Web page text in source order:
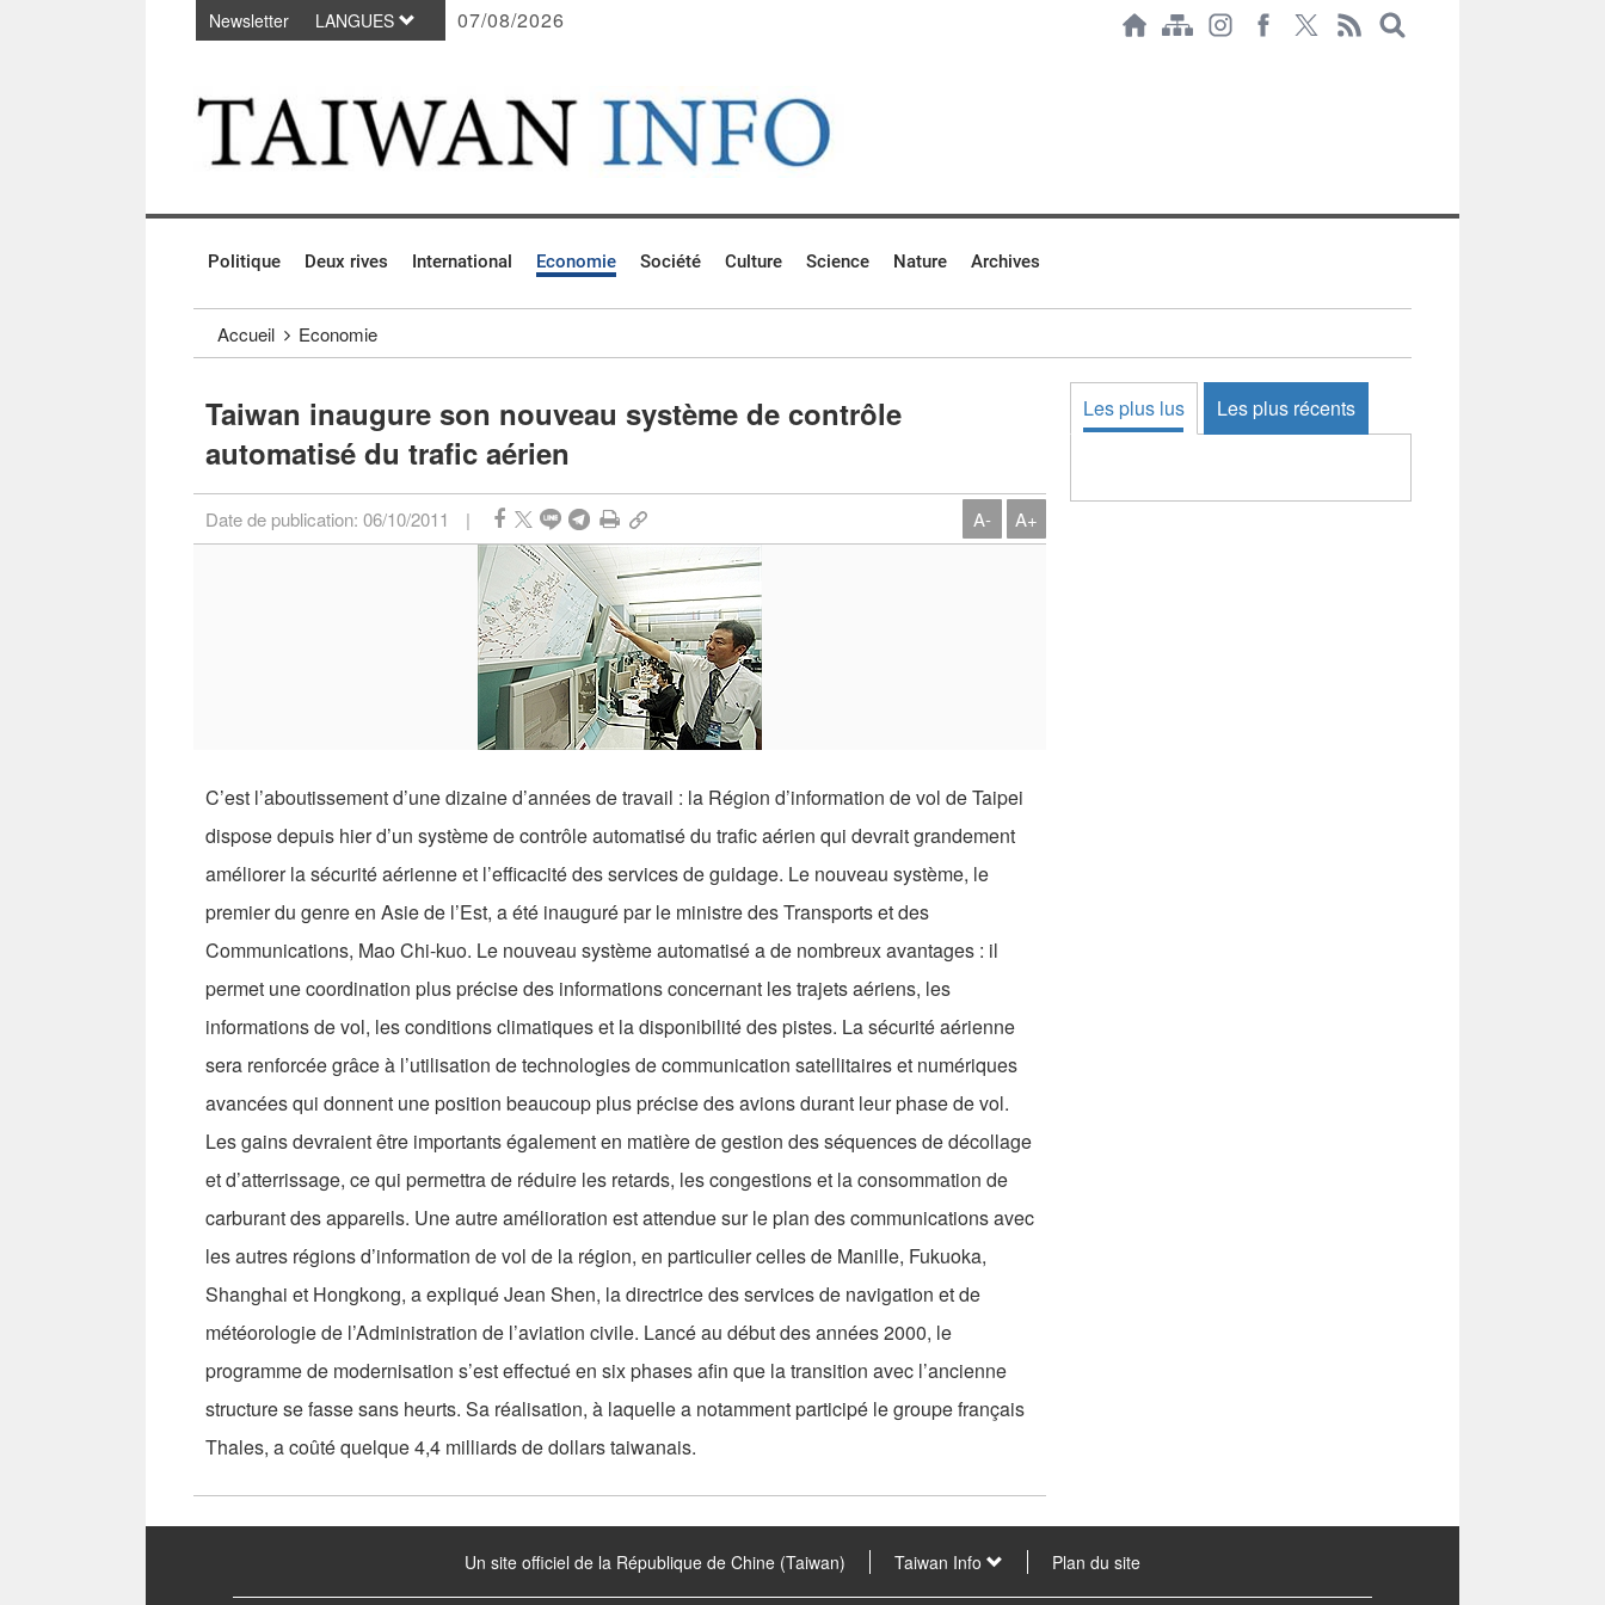
Passer au contenu principal
Newsletter LANGUES 07/08/2026
Politique Deux rives International Economie Société Culture Science Nature Archives
Accueil Economie
Taiwan inaugure son nouveau système de contrôle
automatisé du trafic aérien
Date de publication: 06/10/2011 | A- A+
C’est l’aboutissement d’une dizaine d’années de travail : la Région d’information de vol de Taipei
dispose depuis hier d’un système de contrôle automatisé du trafic aérien qui devrait grandement
améliorer la sécurité aérienne et l’efficacité des services de guidage. Le nouveau système, le
premier du genre en Asie de l’Est, a été inauguré par le ministre des Transports et des
Communications, Mao Chi-kuo. Le nouveau système automatisé a de nombreux avantages : il
permet une coordination plus précise des informations concernant les trajets aériens, les
informations de vol, les conditions climatiques et la disponibilité des pistes. La sécurité aérienne
sera renforcée grâce à l’utilisation de technologies de communication satellitaires et numériques
avancées qui donnent une position beaucoup plus précise des avions durant leur phase de vol.
Les gains devraient être importants également en matière de gestion des séquences de décollage
et d’atterrissage, ce qui permettra de réduire les retards, les congestions et la consommation de
carburant des appareils. Une autre amélioration est attendue sur le plan des communications avec
les autres régions d’information de vol de la région, en particulier celles de Manille, Fukuoka,
Shanghai et Hongkong, a expliqué Jean Shen, la directrice des services de navigation et de
météorologie de l’Administration de l’aviation civile. Lancé au début des années 2000, le
programme de modernisation s’est effectué en six phases afin que la transition avec l’ancienne
structure se fasse sans heurts. Sa réalisation, à laquelle a notamment participé le groupe français
Thales, a coûté quelque 4,4 milliards de dollars taiwanais.
Les plus lus Les plus récents
Un site officiel de la République de Chine (Taiwan) Taiwan Info Plan du site